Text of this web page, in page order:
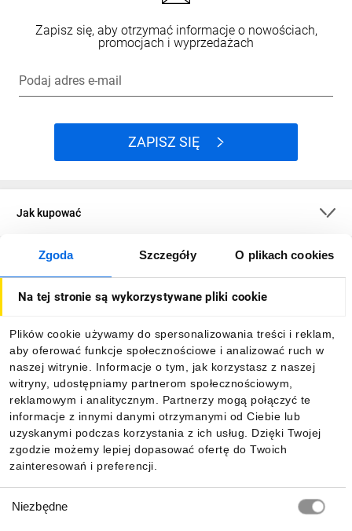
Zgoda Szczegóły O plikach cookies
Na tej stronie są wykorzystywane pliki cookie
Plików cookie używamy do spersonalizowania treści i reklam,
aby oferować funkcje społecznościowe i analizować ruch w
naszej witrynie. Informacje o tym, jak korzystasz z naszej
witryny, udostępniamy partnerom społecznościowym,
reklamowym i analitycznym. Partnerzy mogą połączyć te
informacje z innymi danymi otrzymanymi od Ciebie lub
uzyskanymi podczas korzystania z ich usług. Dzięki Twojej
zgodzie możemy lepiej dopasować ofertę do Twoich
zainteresowań i preferencji.
zgody
Niezbędne
Zapisz się, aby otrzymać informacje o nowościach,
promocjach i wyprzedażach
Podaj adres e-mail
ZAPISZ SIĘ
Jak kupować
O firmie
Informacje
Pobierz naszą aplikację mobilną: